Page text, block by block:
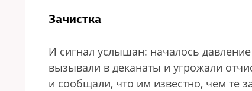
Зачистка
И сигнал услышан: началось
вызывали в деканаты и угрожали
и сообщали, что им известно, чем те